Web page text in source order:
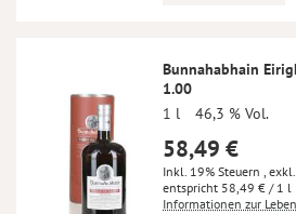
Bunnahabhain
1.00
1 l
46,3 % Vol.
58,49 €
Inkl. 19% Steuern , exkl.
58,49 € / 1 l
Informationen zur